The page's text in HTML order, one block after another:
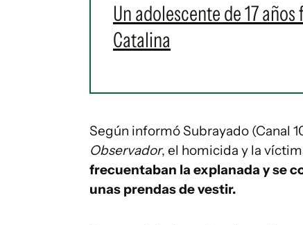
Un adolescente de 17
Catalina
Según informó Subrayado (Canal
Observador, el homicida y la
frecuentaban la explanada y se
unas prendas de vestir.